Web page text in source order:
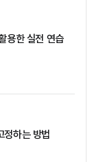
용한 실전 연습
정하는 방법